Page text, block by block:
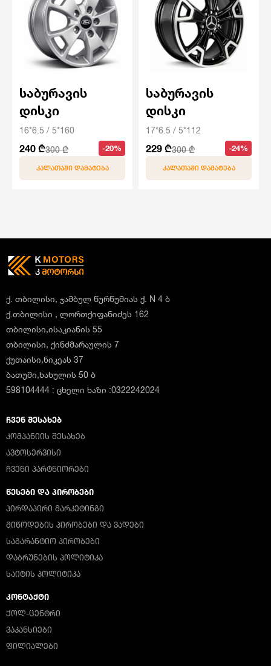
საბურავის
დისკი
16*6.5 / 5*160
240 ₾300 ₾ -20%
ᲙᲐᲚᲐᲗᲐᲨᲘ ᲓᲐᲛᲐᲢᲔᲑᲐ
საბურავის
დისკი
17*6.5 / 5*112
229 ₾300 ₾ -24%
ᲙᲐᲚᲐᲗᲐᲨᲘ ᲓᲐᲛᲐᲢᲔᲑᲐ
ქ. თბილისი, ჯამბულ წურწუმიას ქ. N 4 ბ
ქ.თბილისი , ლორთქიფანიძეს 162
თბილისი,ისაკიანის 55
თბილისი, ქინძმარაულის 7
ქუთაისი,ნიკეას 37
ბათუმი,ხახულის 50 ბ
598104444 : ცხელი ხაზი :0322242024
ᲩᲕᲔᲜ ᲨᲔᲡᲐᲮᲔᲑ
ᲙᲝᲛᲞᲐᲜᲘᲘᲡ ᲨᲔᲡᲐᲮᲔᲑ
ᲐᲕᲢᲝᲡᲔᲠᲕᲘᲡᲘ
ᲩᲕᲔᲜᲘ ᲞᲐᲠᲢᲜᲘᲝᲠᲔᲑᲘ
ᲬᲔᲡᲔᲑᲘ ᲓᲐ ᲞᲘᲠᲝᲑᲔᲑᲘ
ᲞᲘᲠᲓᲐᲞᲘᲠᲘ ᲛᲐᲠᲙᲔᲢᲘᲜᲒᲘ
ᲛᲘᲬᲝᲓᲔᲑᲘᲡ ᲞᲘᲠᲝᲑᲔᲑᲘ ᲓᲐ ᲕᲐᲓᲔᲑᲘ
ᲡᲐᲒᲐᲠᲐᲜᲢᲘᲝ ᲞᲘᲠᲝᲑᲔᲑᲘ
ᲓᲐᲑᲠᲣᲜᲔᲑᲘᲡ ᲞᲝᲚᲘᲢᲘᲙᲐ
ᲡᲐᲘᲢᲘᲡ ᲞᲝᲚᲘᲢᲘᲙᲐ
ᲙᲝᲜᲢᲐᲥᲢᲘ
ᲥᲝᲚ-ᲪᲔᲜᲢᲠᲘ
ᲕᲐᲙᲐᲜᲡᲘᲔᲑᲘ
ᲤᲘᲚᲘᲐᲚᲔᲑᲘ